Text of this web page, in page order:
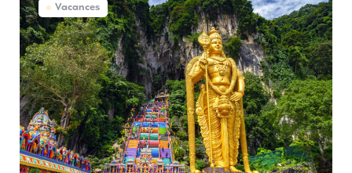
Vacances